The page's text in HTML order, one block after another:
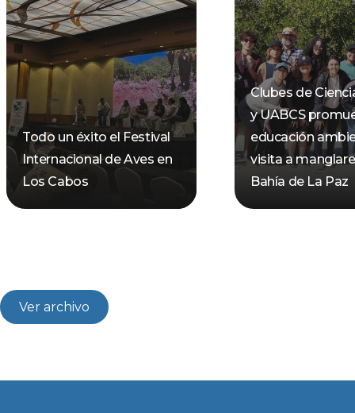
Todo un éxito el Festival
Internacional de Aves en
Los Cabos
Clubes de
y UABCS
educación
visita a
Bahía de La Paz
Ver archivo